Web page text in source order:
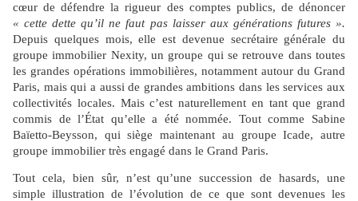
cœur de défendre la rigueur des comptes publics, de dénoncer
« cette dette qu’il ne faut pas laisser aux générations futures ».
Depuis quelques mois, elle est devenue secrétaire générale du
groupe immobilier Nexity, un groupe qui se retrouve dans toutes
les grandes opérations immobilières, notamment autour du Grand
Paris, mais qui a aussi de grandes ambitions dans les services aux
collectivités locales. Mais c’est naturellement en tant que grand
commis de l’État qu’elle a été nommée. Tout comme Sabine
Baïetto-Beysson, qui siège maintenant au groupe Icade, autre
groupe immobilier très engagé dans le Grand Paris.
Tout cela, bien sûr, n’est qu’une succession de hasards, une
simple illustration de l’évolution de ce que sont devenues les